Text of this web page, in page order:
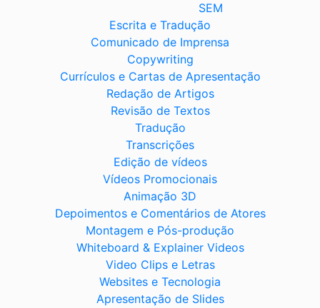
SEM
Escrita e Tradução
Comunicado de Imprensa
Copywriting
Currículos e Cartas de Apresentação
Redação de Artigos
Revisão de Textos
Tradução
Transcrições
Edição de vídeos
Vídeos Promocionais
Animação 3D
Depoimentos e Comentários de Atores
Montagem e Pós-produção
Whiteboard & Explainer Videos
Video Clips e Letras
Websites e Tecnologia
Apresentação de Slides